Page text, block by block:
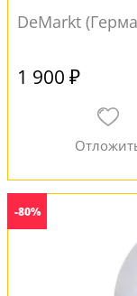
DeMarkt
1 900 ₽
-80%